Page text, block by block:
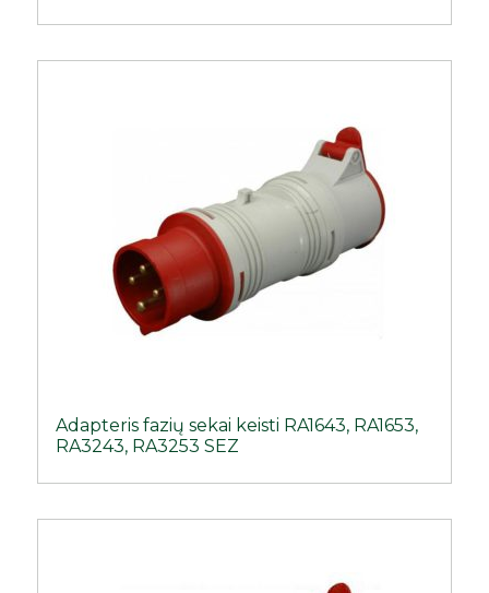
Adapteris fazių sekai keisti RA1643, RA1653,
RA3243, RA3253 SEZ